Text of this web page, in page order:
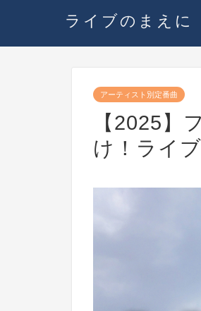
ライブのまえに
アーティスト別定番曲
【2025】
け！ライ